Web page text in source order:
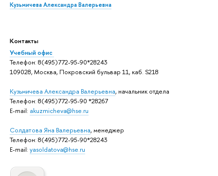
Кузьмичева Александра Валерьевна
Контакты
Учебный офис
Телефон: 8(495)772-95-90*28243
109028, Москва, Покровский бульвар 11, каб. S218
Кузьмичева Александра Валерьевна, начальник отдела
Телефон: 8(495)772-95-90 *28267
E-mail: akuzmicheva@hse.ru
Солдатова Яна Валерьевна, менеджер
Телефон: 8(495)772-95-90*28243
E-mail: yasoldatova@hse.ru